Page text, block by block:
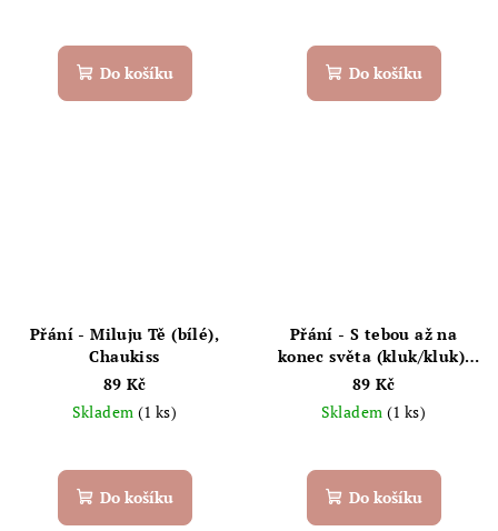
Do košíku Do košíku
Přání - Miluju Tě (bílé),
Chaukiss
89 Kč
Skladem (1 ks)
Do košíku
Přání - S tebou až na
konec světa (kluk/kluk),
Chaukiss
89 Kč
Skladem (1 ks)
Do košíku